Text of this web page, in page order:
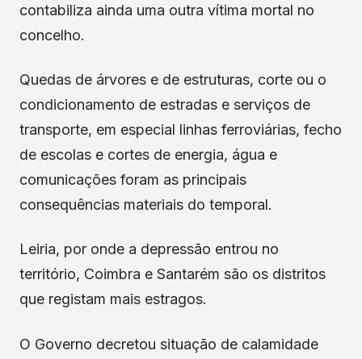
contabiliza ainda uma outra vítima mortal no
concelho.
Quedas de árvores e de estruturas, corte ou o
condicionamento de estradas e serviços de
transporte, em especial linhas ferroviárias, fecho
de escolas e cortes de energia, água e
comunicações foram as principais
consequências materiais do temporal.
Leiria, por onde a depressão entrou no
território, Coimbra e Santarém são os distritos
que registam mais estragos.
O Governo decretou situação de calamidade